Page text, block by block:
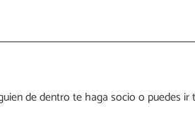
de dentro te haga socio o puedes